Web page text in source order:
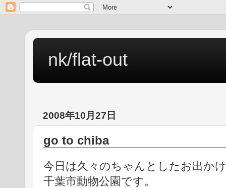
nk/flat-out
2008年10月27日
go to chiba
今日は久々のちゃんとしたお出か
千葉市動物公園です。